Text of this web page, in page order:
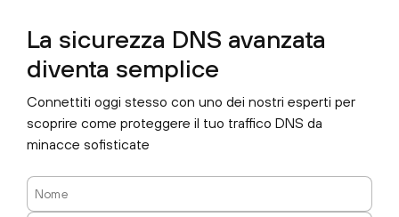
La sicurezza DNS avanzata
diventa semplice
Connettiti oggi stesso con uno dei nostri esperti per
scoprire come proteggere il tuo traffico DNS da
minacce sofisticate